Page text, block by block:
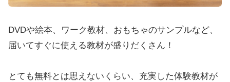
DVDや絵本、ワーク教材、おもちゃのサンプルなど、
届いてすぐに使える教材が盛りだくさん！
とても無料とは思えないくらい、充実した体験教材が